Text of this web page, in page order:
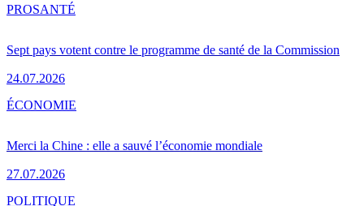
Sept pays votent contre le programme de santé de la Commission
24.07.2026
PROSANTÉ
Merci la Chine : elle a sauvé l’économie mondiale
27.07.2026
ÉCONOMIE
POLITIQUE